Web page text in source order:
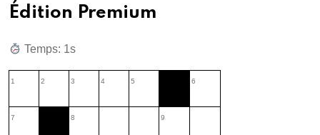
Édition Premium
Temps: 2s
1 2 3 4 5 6
7 8 9